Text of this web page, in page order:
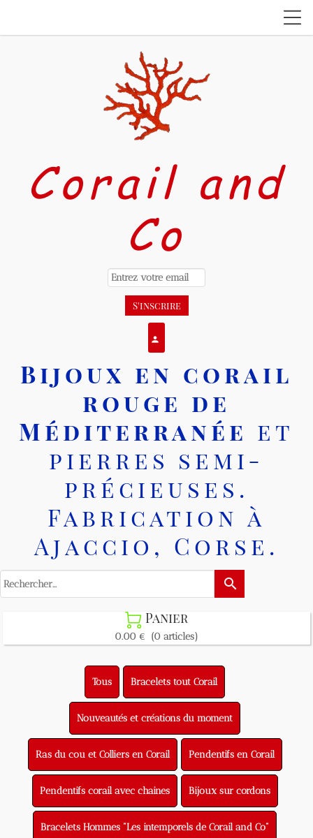
Corail and
Co
person
Bijoux en corail
rouge de
Méditerranée et
pierres semi-
précieuses.
Fabrication à
Ajaccio, Corse.
search
 Panier
0.00 € (0 articles)
Tous Bracelets tout Corail
Nouveautés et créations du moment
Ras du cou et Colliers en Corail Pendentifs en Corail
Pendentifs corail avec chaines Bijoux sur cordons
Bracelets Hommes "Les intemporels de Corail and Co"